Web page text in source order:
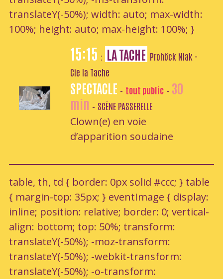
translateY(-50%); width: auto; max-width:
100%; height: auto; max-height: 100%; }
15:15 : LA TACHE Prohöck Niak -
Cie la Tache
SPECTACLE - tout public- 30
min - SCÈNE PASSERELLE
Clown(e) en voie
d’apparition soudaine
table, th, td { border: 0px solid #ccc; } table
{ margin-top: 35px; } eventImage { display:
inline; position: relative; border: 0; vertical-
align: bottom; top: 50%; transform:
translateY(-50%); -moz-transform:
translateY(-50%); -webkit-transform:
translateY(-50%); -o-transform: